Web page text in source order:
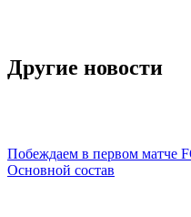
Другие новости
Побеждаем в первом матче
Основной состав